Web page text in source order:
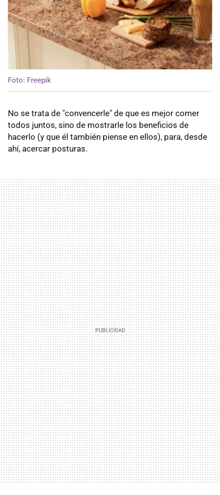
Foto: Freepik
No se trata de "convencerle" de que es mejor comer
todos juntos, sino de mostrarle los beneficios de
hacerlo (y que él también piense en ellos), para, desde
ahí, acercar posturas.